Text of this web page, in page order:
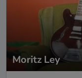
Moritz Ley